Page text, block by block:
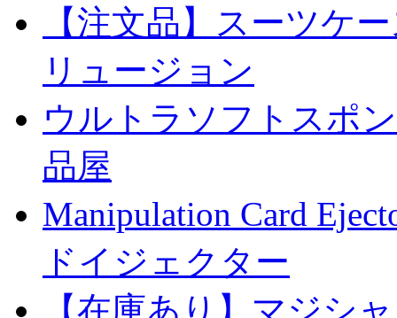
【注文品】スーツケ
リュージョン
ウルトラソフトスポ
品屋
Manipulation Card
ドイジェクター
【在庫あり】マジシ